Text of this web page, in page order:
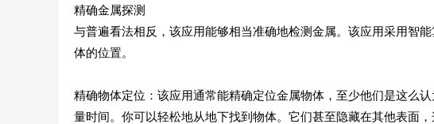
精确金属探测
与普遍看法相反，该应用能够相当准确地检测金属。该应用采用智
体的位置。
精确物体定位：该应用通常能精确定位金属物体，至少他们是这么
量时间。你可以轻松地从地下找到物体。它们甚至隐藏在其他表面，